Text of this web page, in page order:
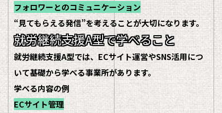
フォロワーとのコミュニケーション
“見てもらえる発信”を考えることが大切になります。
就労継続支援A型で学べること
就労継続支援A型では、ECサイト運営やSNS活用につ
いて基礎から学べる事業所があります。
学べる内容の例
ECサイト管理